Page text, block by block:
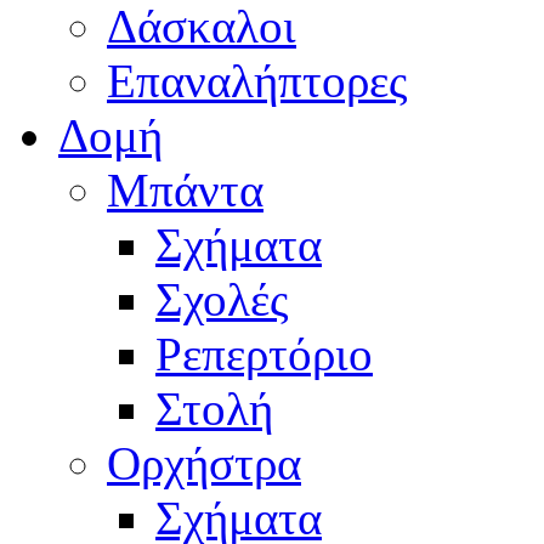
Δάσκαλοι
Επαναλήπτορες
Δομή
Μπάντα
Σχήματα
Σχολές
Ρεπερτόριο
Στολή
Ορχήστρα
Σχήματα